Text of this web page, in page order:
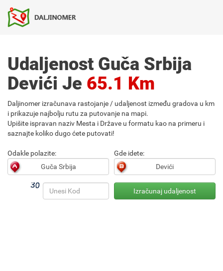
Udaljenost Guča Srbija
Devići Je 65.1 Km
Daljinomer izračunava rastojanje / udaljenost između gradova u km
i prikazuje najbolju rutu za putovanje na mapi.
Upišite ispravan naziv Mesta i Države u formatu kao na primeru i
saznajte koliko dugo ćete putovati!
Odakle polazite: Gde idete: